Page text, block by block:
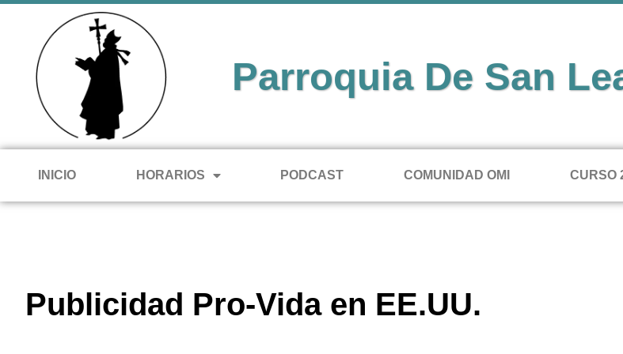
Parroquia De San
INICIO HORARIOS PODCAST COMUNIDAD OMI CURSO
Publicidad Pro-Vida en EE.UU.